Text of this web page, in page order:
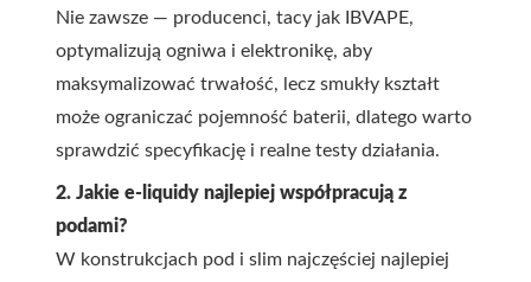
Nie zawsze — producenci, tacy jak IBVAPE,
optymalizują ogniwa i elektronikę, aby
maksymalizować trwałość, lecz smukły kształt
może ograniczać pojemność baterii, dlatego warto
sprawdzić specyfikację i realne testy działania.
2. Jakie e-liquidy najlepiej współpracują z
podami?
W konstrukcjach pod i slim najczęściej najlepiej